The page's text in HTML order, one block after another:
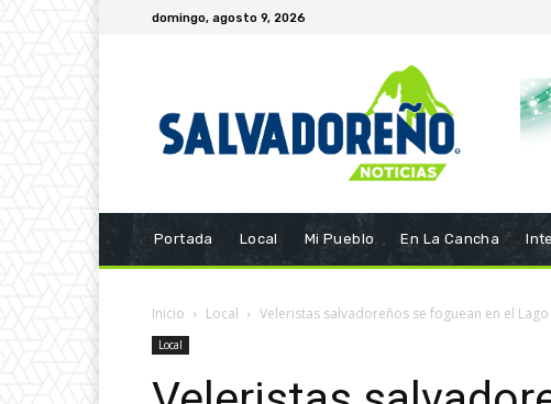
domingo, agosto 9, 2026
Portada Local Mi Pueblo En La Cancha
Inicio Local Veleristas salvadoreños se foguean en el
Local